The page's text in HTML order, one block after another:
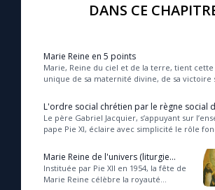
DANS CE
Marie Reine en 5 points
Marie, Reine du ciel et de la terre, tient
unique de sa maternité divine, de sa victoire
L'ordre social chrétien par le règne social
Jacquier)
Le père Gabriel Jacquier, s’appuyant sur
pape Pie XI, éclaire avec simplicité le rôle
Marie Reine de l'univers (liturgie
romaine)
Instituée par Pie XII en 1954, la fête de
Marie Reine célèbre la royauté